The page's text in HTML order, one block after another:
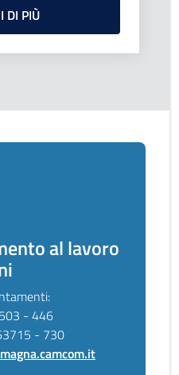
DI PIÙ
al lavoro
- 446
- 730